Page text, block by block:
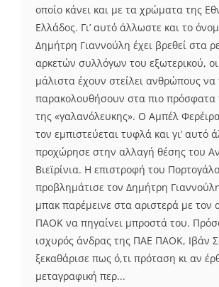
οποίο κάνει και με τα χρώματα της
Ελλάδος. Γι’ αυτό άλλωστε και το
Δημήτρη Γιαννούλη έχει βρεθεί στα
αρκετών συλλόγων του εξωτερικού, οι
μάλιστα έχουν στείλει ανθρώπους να
παρακολουθήσουν στα πιο πρόσφατα
της «γαλανόλευκης». Ο Αμπέλ
τον εμπιστεύεται τυφλά και γι’ αυτό
προχώρησε στην αλλαγή θέσης του
Βιεϊρίνια. Η επιστροφή του
προβλημάτισε τον Δημήτρη
μπακ παρέμεινε στα αριστερά με τον
ΠΑΟΚ να πηγαίνει μπροστά του.
ισχυρός άνδρας της ΠΑΕ ΠΑΟΚ, Ιβάν
ξεκαθάρισε πως ό,τι πρόταση κι αν
μεταγραφική περ...